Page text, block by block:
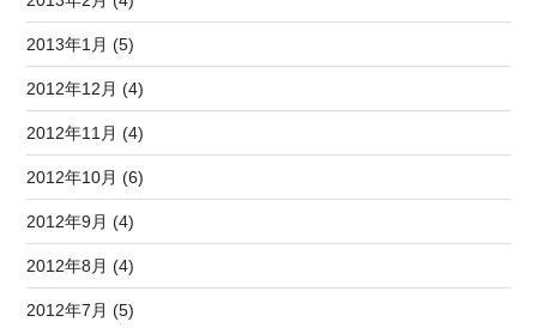
2013年1月 (5)
2012年12月 (4)
2012年11月 (4)
2012年10月 (6)
2012年9月 (4)
2012年8月 (4)
2012年7月 (5)